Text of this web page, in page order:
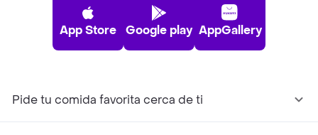
App Store Google play AppGallery
Pide tu comida favorita cerca de ti